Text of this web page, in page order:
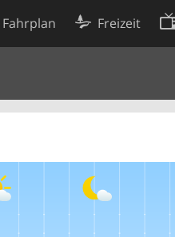
Fahrplan Freizeit
Cookie-Einstellungen